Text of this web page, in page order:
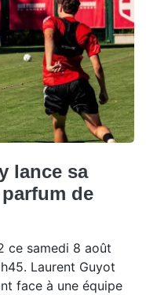
lance sa
de
ce samedi 8 août
Laurent Guyot
face à une équipe